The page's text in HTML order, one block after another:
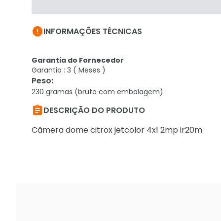
INFORMAÇÕES TÉCNICAS
Garantia do Fornecedor
Garantia : 3 ( Meses )
Peso:
230 gramas (bruto com embalagem)
DESCRIÇÃO DO PRODUTO
Câmera dome citrox jetcolor 4x1 2mp ir20m